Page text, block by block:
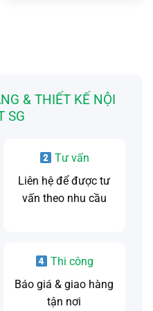
& THIẾT KẾ NỘI
SG
Tư vấn
Liên hệ để được tư
vấn theo nhu cầu
Thi công
Báo giá & giao hàng
tận nơi